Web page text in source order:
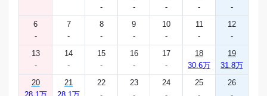
-
-
-
-
-
6
-
7
-
8
-
9
-
10
-
11
-
12
-
13
-
14
-
15
-
16
-
17
-
18
30.6万
19
31.8万
20
21
22
23
24
25
26